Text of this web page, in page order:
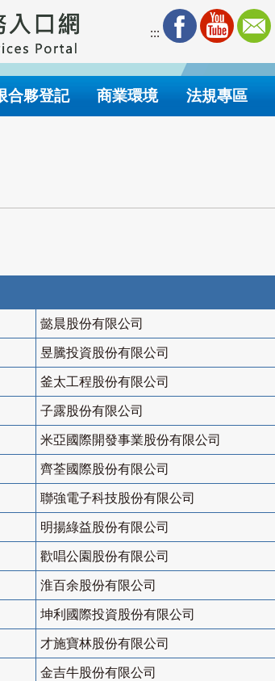
:::
合夥登記 商業環境 法規專區
懿晨股份有限公司
昱騰投資股份有限公司
釜太工程股份有限公司
子露股份有限公司
米亞國際開發事業股份有限公司
齊荃國際股份有限公司
聯強電子科技股份有限公司
明揚綠益股份有限公司
歡唱公園股份有限公司
淮百余股份有限公司
坤利國際投資股份有限公司
才施寶林股份有限公司
金吉牛股份有限公司